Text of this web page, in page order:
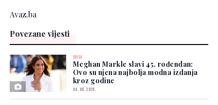
Avaz.ba
Povezane vijesti
MODA
Meghan Markle slavi 45. rođendan:
Ovo su njena najbolja modna izdanja
kroz godine
04. 08. 2026.